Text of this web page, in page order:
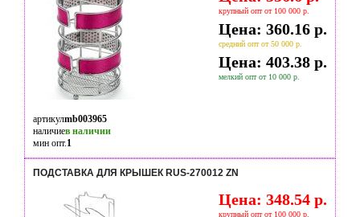
крупный опт от 100 000 р.
Цена: 360.16 р.
средний опт от 50 000 р.
Цена: 403.38 р.
мелкий опт от 10 000 р.
артикулmb003965
наличиев наличии
мин опт.1
ПОДСТАВКА ДЛЯ КРЫШЕК RUS-270012 ZN
Цена: 348.54 р.
крупный опт от 100 000 р.